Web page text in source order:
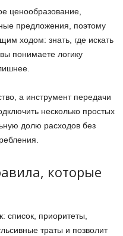
ценообразование,
предложения, поэтому
ходом: знать, где искать
понимаете логику
а инструмент передачи
несколько простых
долю расходов без
которые
список, приоритеты,
траты и позволит